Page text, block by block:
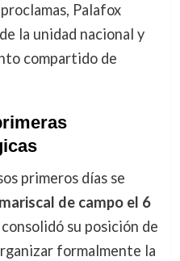
Palafox
la unidad nacional y
compartido de
primeros días se
de campo el 6
su posición de
formalmente la